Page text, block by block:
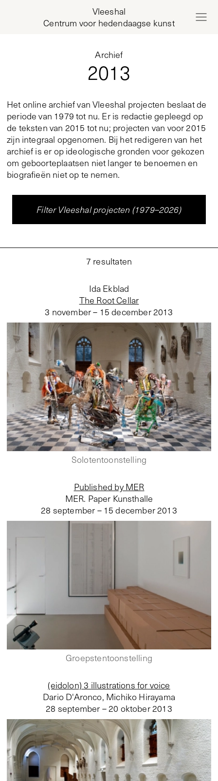
Vleeshal
Centrum voor hedendaagse kunst
Archief
2013
Het online archief van Vleeshal projecten beslaat de
periode van 1979 tot nu. Er is redactie gepleegd op
de teksten van 2015 tot nu; projecten van voor 2015
zijn integraal opgenomen. Bij het redigeren van het
archief is er op ideologische gronden voor gekozen
om geboorteplaatsen niet langer te benoemen en
biografieën niet op te nemen.
Filter Vleeshal projecten (1979–2026)
7 resultaten
The Root Cellar
Ida Ekblad
3 november – 15 december 2013
Solotentoonstelling
Published by MER
MER. Paper Kunsthalle
28 september – 15 december 2013
Groepstentoonstelling
(eidolon) 3 illustrations for voice
Dario D'Aronco, Michiko Hirayama
28 september – 20 oktober 2013